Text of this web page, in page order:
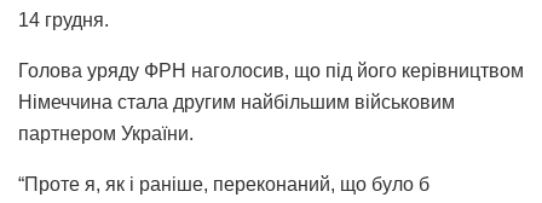
14 грудня.
Голова уряду ФРН наголосив, що під його керівництвом
Німеччина стала другим найбільшим військовим
партнером України.
“Проте я, як і раніше, переконаний, що було б